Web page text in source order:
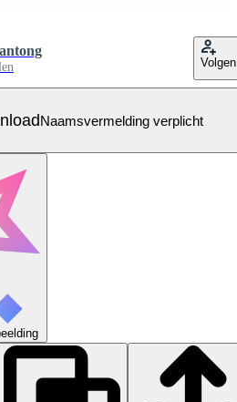
Volgen
Naamsvermelding verplicht